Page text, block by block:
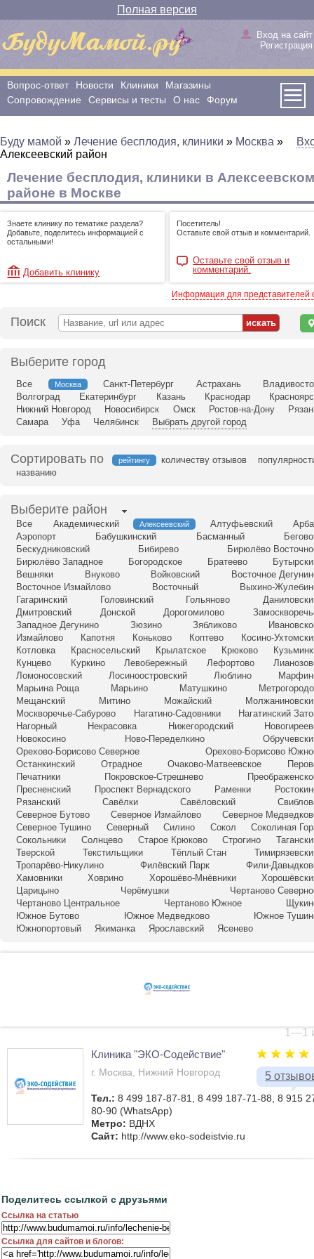
Полная версия
Вход на сайт
Регистрация
Вопрос-ответ Новости Клиники
Магазины
Сопровождение
Сервисы и тесты О нас Форум
Буду мамой » Лечение бесплодия, клиники » Москва »
Алексеевский район
Лечение бесплодия, клиники в Алексеевском
районе в Москве
Знаете клинику по тематике раздела?
Добавьте, поделитесь информацией с
остальными!
Добавить клинику
Посетитель!
Оставьте свой отзыв и комментарий.
Оставьте свой отзыв и
комментарий.
Информация для представителей
Поиск
Выберите город
Все Москва Санкт-Петербург Астрахань
Волгоград
Екатеринбург Казань Краснодар
Нижний Новгород
Новосибирск Омск Ростов-на-Дону
Самара
Уфа Челябинск Выбрать другой город
Сортировать по рейтингу количеству отзывов
названию
Выберите район
Все Академический Алексеевский Алтуфьевский
Аэропорт
Бабушкинский Басманный
Бескудниковский
Бибирево
Бирюлёво
Бирюлёво Западное
Богородское Братеево
Вешняки
Внуково Войковский
Восточное
Восточное Измайлово
Восточный
Выхино-
Гагаринский
Головинский Гольяново
Дмитровский
Донской Дорогомилово
Западное Дегунино
Зюзино Зябликово
Измайлово
Капотня Коньково Коптево
Косино-
Котловка
Красносельский Крылатское Крюково
Кунцево
Куркино Левобережный Лефортово
Ломоносовский
Лосиноостровский Люблино
Марьина Роща
Марьино Матушкино
Мещанский
Митино Можайский
Москворечье-Сабурово
Нагатино-Садовники
Нагатинский
Нагорный
Некрасовка Нижегородский
Новокосино
Ново-Переделкино
Орехово-Борисово Северное
Орехово-Борисово
Останкинский
Отрадное Очаково-Матвеевское
Печатники
Покровское-Стрешнево
Пресненский
Проспект Вернадского Раменки
Рязанский
Савёлки Савёловский
Северное Бутово
Северное Измайлово
Северное
Северное Тушино
Северный Силино Сокол
Соколиная
Сокольники
Солнцево Старое Крюково Строгино
Тверской
Текстильщики Тёплый Стан
Тропарёво-Никулино
Филёвский Парк
Фили-
Хамовники
Ховрино Хорошёво-Мнёвники
Царицыно
Черёмушки
Чертаново
Чертаново Центральное
Чертаново Южное
Южное Бутово
Южное Медведково
Южное
Южнопортовый
Якиманка Ярославский Ясенево
1—1
5
Клиника "ЭКО-Содействие"
г. Москва, Нижний Новгород
Тел.: 8 499 187-87-81, 8 499 187-71-88, 8 915
80-90 (WhatsApp)
Метро: ВДНХ
Сайт: http://www.eko-sodeistvie.ru
Поделитесь ссылкой с друзьями
Ссылка на статью
Ссылка для сайтов и блогов: